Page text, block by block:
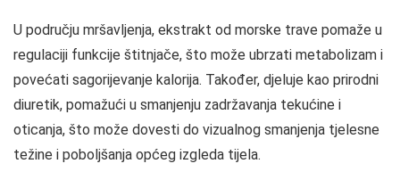
U području mršavljenja, ekstrakt od morske trave pomaže u
regulaciji funkcije štitnjače, što može ubrzati metabolizam i
povećati sagorijevanje kalorija. Također, djeluje kao prirodni
diuretik, pomažući u smanjenju zadržavanja tekućine i
oticanja, što može dovesti do vizualnog smanjenja tjelesne
težine i poboljšanja općeg izgleda tijela.